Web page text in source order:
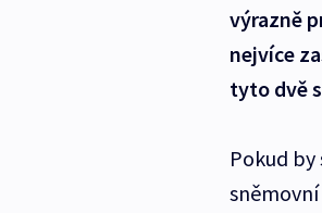
výrazně
nejvíce
tyto dvě
Pokud